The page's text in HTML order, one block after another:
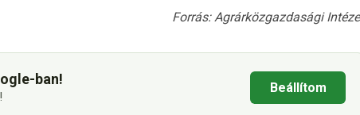
Forrás: Agrárközgazdasági
ban! Beállítom